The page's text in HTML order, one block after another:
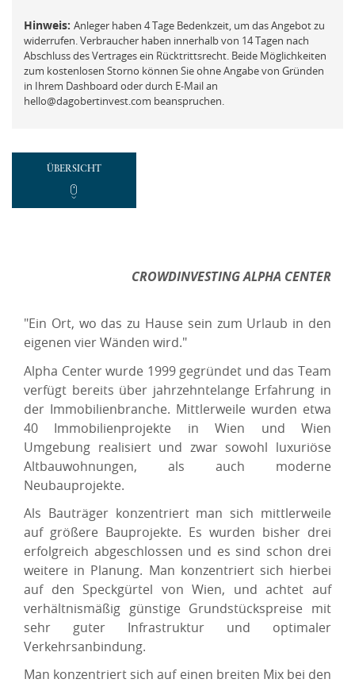
Beschwerde Passwort vergessen und ändern
Neues Kundenkonto anlegen
NEUEN ACCOUNT ANLEGEN
Hinweis: Anleger haben 4 Tage Bedenkzeit, um das Angebot zu
widerrufen. Verbraucher haben innerhalb von 14 Tagen nach
Abschluss des Vertrages ein Rücktrittsrecht. Beide Möglichkeiten
zum kostenlosen Storno können Sie ohne Angabe von Gründen
in Ihrem Dashboard oder durch E-Mail an
hello@dagobertinvest.com beanspruchen.
ÜBERSICHT
CROWDINVESTING ALPHA CENTER
"Ein Ort, wo das zu Hause sein zum Urlaub in den
eigenen vier Wänden wird."
Alpha Center wurde 1999 gegründet und das Team
verfügt bereits über jahrzehntelange Erfahrung in
der Immobilienbranche. Mittlerweile wurden etwa
40 Immobilienprojekte in Wien und Wien
Umgebung realisiert und zwar sowohl luxuriöse
Altbauwohnungen, als auch moderne
Neubauprojekte.
Als Bauträger konzentriert man sich mittlerweile
auf größere Bauprojekte. Es wurden bisher drei
erfolgreich abgeschlossen und es sind schon drei
weitere in Planung. Man konzentriert sich hierbei
auf den Speckgürtel von Wien, und achtet auf
verhältnismäßig günstige Grundstückspreise mit
sehr guter Infrastruktur und optimaler
Verkehrsanbindung.
Man konzentriert sich auf einen breiten Mix bei den